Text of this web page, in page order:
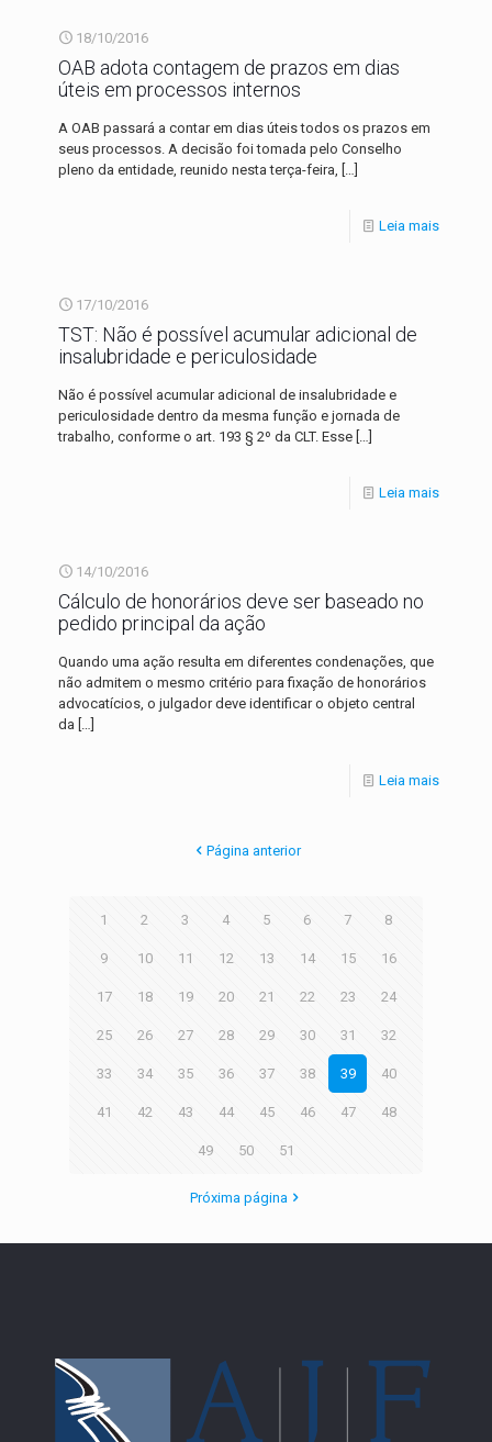
18/10/2016
OAB adota contagem de prazos em dias
úteis em processos internos
A OAB passará a contar em dias úteis todos os prazos em
seus processos. A decisão foi tomada pelo Conselho
pleno da entidade, reunido nesta terça-feira, […]
Leia mais
17/10/2016
TST: Não é possível acumular adicional de
insalubridade e periculosidade
Não é possível acumular adicional de insalubridade e
periculosidade dentro da mesma função e jornada de
trabalho, conforme o art. 193 § 2º da CLT. Esse […]
Leia mais
14/10/2016
Cálculo de honorários deve ser baseado no
pedido principal da ação
Quando uma ação resulta em diferentes condenações, que
não admitem o mesmo critério para fixação de honorários
advocatícios, o julgador deve identificar o objeto central
da […]
Leia mais
Página anterior
1 2 3 4 5 6 7 8
9 10 11 12 13 14 15 16
17 18 19 20 21 22 23 24
25 26 27 28 29 30 31 32
33 34 35 36 37 38 39 40
41 42 43 44 45 46 47 48
49 50 51
Próxima página